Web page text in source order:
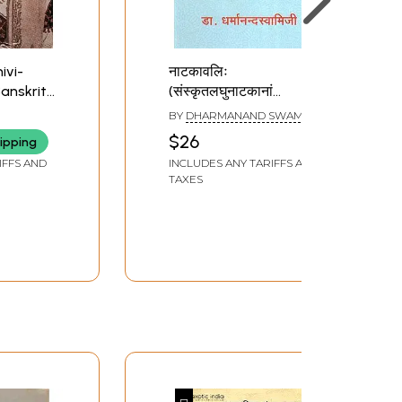
By B.
And
AND
नाटकावलिः
(संस्कृतलघुनाटकानां
समाहारः)- Natakavali
(Sanskrit Short Drama
Collection)
BY DHARMANAND SWAMIJI
$26
INCLUDES ANY TARIFFS AND
TAXES